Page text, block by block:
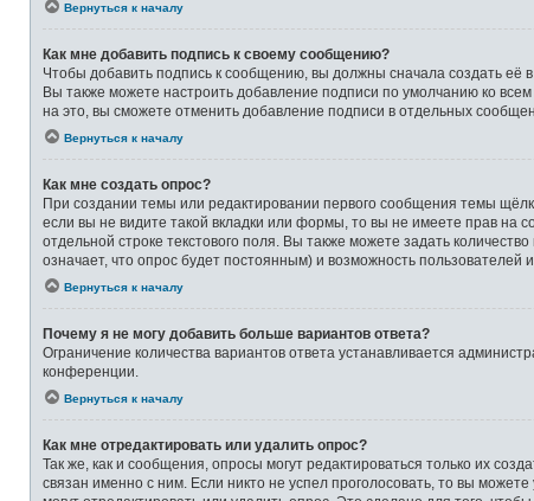
Вернуться к началу
Как мне добавить подпись к своему сообщению?
Чтобы добавить подпись к сообщению, вы должны сначала создать её
Вы также можете настроить добавление подписи по умолчанию ко
на это, вы сможете отменить добавление подписи в отдельных
Вернуться к началу
Как мне создать опрос?
При создании темы или редактировании первого сообщения темы
если вы не видите такой вкладки или формы, то вы не имеете прав на
отдельной строке текстового поля. Вы также можете задать
означает, что опрос будет постоянным) и возможность пользователей
Вернуться к началу
Почему я не могу добавить больше вариантов ответа?
Ограничение количества вариантов ответа устанавливается
конференции.
Вернуться к началу
Как мне отредактировать или удалить опрос?
Так же, как и сообщения, опросы могут редактироваться только их
связан именно с ним. Если никто не успел проголосовать, то вы